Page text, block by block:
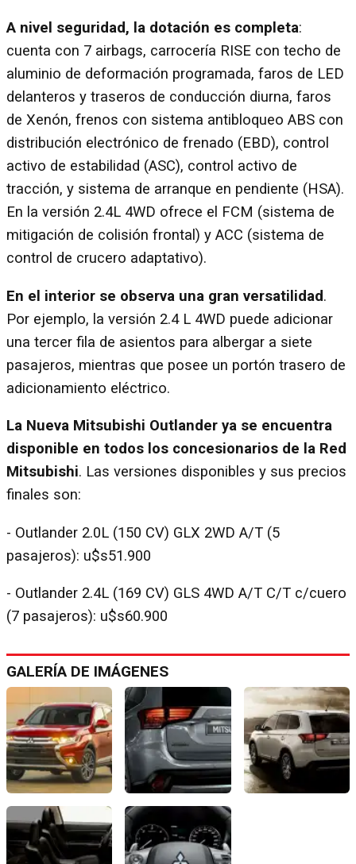
A nivel seguridad, la dotación es completa:
cuenta con 7 airbags, carrocería RISE con techo de
aluminio de deformación programada, faros de LED
delanteros y traseros de conducción diurna, faros
de Xenón, frenos con sistema antibloqueo ABS con
distribución electrónico de frenado (EBD), control
activo de estabilidad (ASC), control activo de
tracción, y sistema de arranque en pendiente (HSA).
En la versión 2.4L 4WD ofrece el FCM (sistema de
mitigación de colisión frontal) y ACC (sistema de
control de crucero adaptativo).
En el interior se observa una gran versatilidad.
Por ejemplo, la versión 2.4 L 4WD puede adicionar
una tercer fila de asientos para albergar a siete
pasajeros, mientras que posee un portón trasero de
adicionamiento eléctrico.
La Nueva Mitsubishi Outlander ya se encuentra
disponible en todos los concesionarios de la Red
Mitsubishi. Las versiones disponibles y sus precios
finales son:
- Outlander 2.0L (150 CV) GLX 2WD A/T (5
pasajeros): u$s51.900
- Outlander 2.4L (169 CV) GLS 4WD A/T C/T c/cuero
(7 pasajeros): u$s60.900
GALERÍA DE IMÁGENES